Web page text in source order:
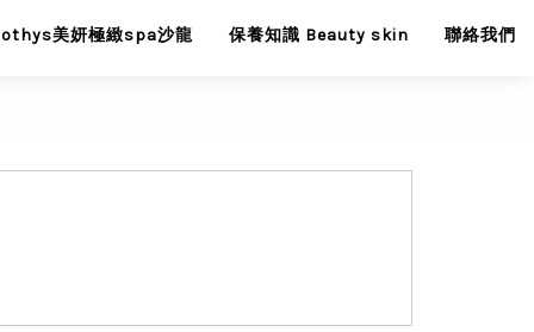
美妍極緻spa沙龍 保養知識 Beauty skin 聯絡我們